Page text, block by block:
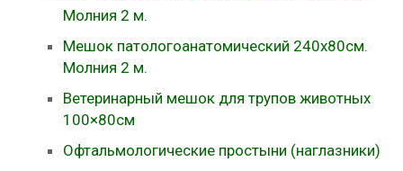
Молния 2 м.
Мешок патологоанатомический 240х80см.
Молния 2 м.
Ветеринарный мешок для трупов животных
100×80см
Офтальмологические простыни (наглазники)